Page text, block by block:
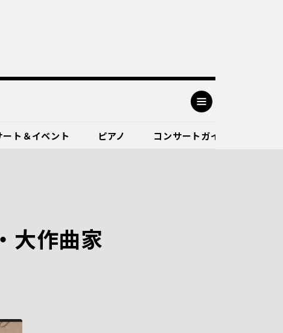
ート＆イベント ピアノ コンサートガイド
大作曲家